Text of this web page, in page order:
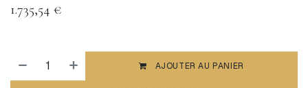
1.735,54 €
AJOUTER AU PANIER